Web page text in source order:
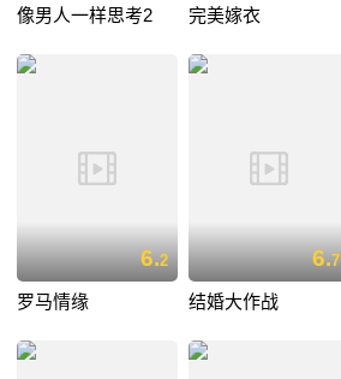
像男人一样思考2 完美嫁衣
6.2
罗马情缘
6.7
结婚大作战